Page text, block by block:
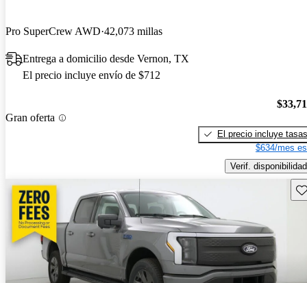
Pro SuperCrew AWD 42,073 millas
Entrega a domicilio desde Vernon, TX
El precio incluye envío de $712
Gran oferta
El precio incluye tasas
$634/mes
Verif. disponibilidad